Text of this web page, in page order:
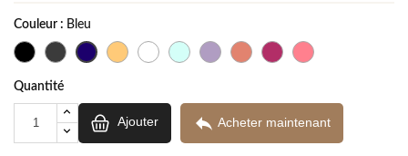
Couleur : Bleu
Quantité
Ajouter  Acheter maintenant